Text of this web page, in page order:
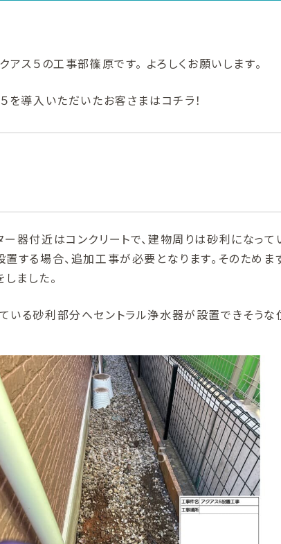
アス５の工事部篠原です。 よろしくお願いします。
を導入いただいたお客さまはコチラ！
器付近はコンクリートで、建物周りは砂利になって
する場合、追加工事が必要となります。そのためま
ました。
いる砂利部分へセントラル浄水器が設置できそうな